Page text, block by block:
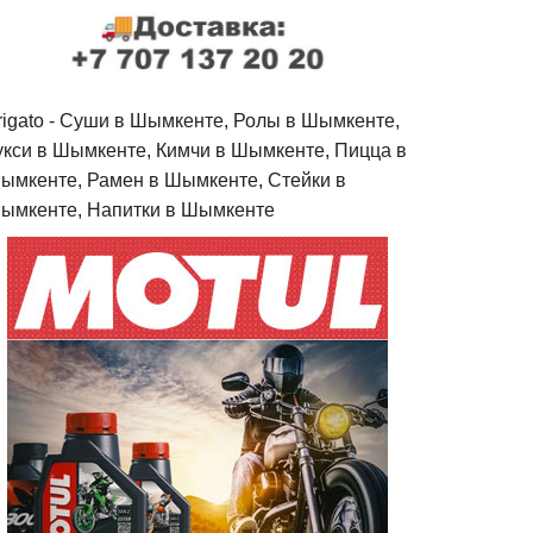
- Cуши в Шымкенте, Ролы в Шымкенте,
в Шымкенте, Кимчи в Шымкенте, Пицца в
Рамен в Шымкенте, Стейки в
Напитки в Шымкенте